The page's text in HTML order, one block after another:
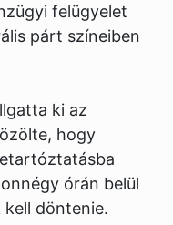
felügyelet
párt színeiben
ki az
hogy
órán belül
döntenie.